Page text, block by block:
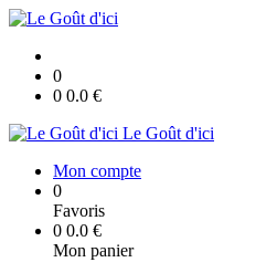
0
0 0.0 €
Le Goût d'ici
Mon compte
0
Favoris
0 0.0 €
Mon panier